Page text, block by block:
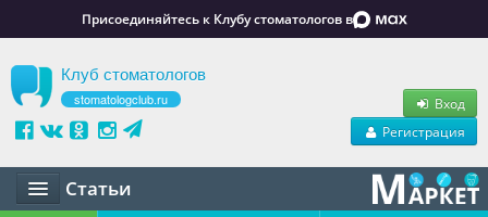
Присоединяйтесь к Клубу стоматологов в
Клуб стоматологов
stomatologclub.ru
Вход
Регистрация
Статьи